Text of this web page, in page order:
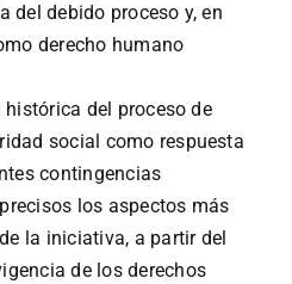
del debido proceso y, en
derecho humano
del proceso de
social como respuesta
contingencias
los aspectos más
la iniciativa, a partir del
de los derechos